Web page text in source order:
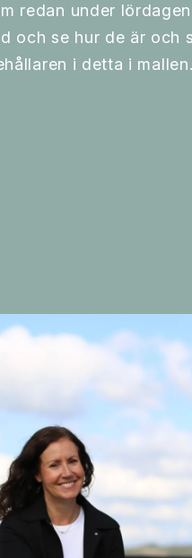
redan under
och se hur de är och
i detta i mallen.